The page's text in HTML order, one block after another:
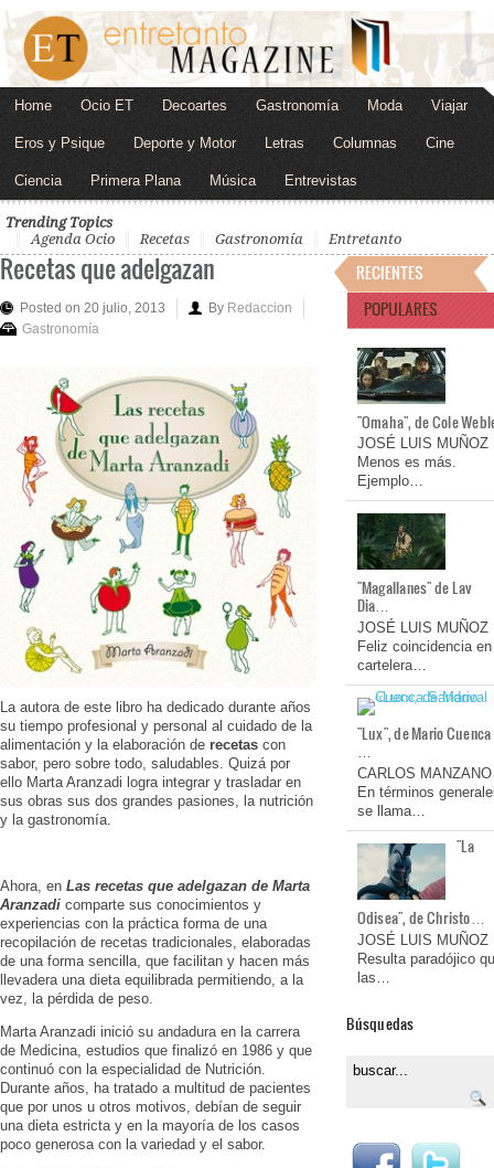
Home Ocio ET Decoartes Gastronomía Moda Viajar
Eros y Psique Deporte y Motor Letras Columnas Cine
Ciencia Primera Plana Música Entrevistas
Trending Topics
Agenda Ocio
Recetas Gastronomía Entretanto
Recetas que adelgazan
Posted on 20 julio, 2013 By Redaccion
Gastronomía
La autora de este libro ha dedicado durante años
su tiempo profesional y personal al cuidado de la
alimentación y la elaboración de recetas con
sabor, pero sobre todo, saludables. Quizá por
ello Marta Aranzadi logra integrar y trasladar en
sus obras sus dos grandes pasiones, la nutrición
y la gastronomía.
Ahora, en Las recetas que adelgazan de Marta
Aranzadi comparte sus conocimientos y
experiencias con la práctica forma de una
recopilación de recetas tradicionales, elaboradas
de una forma sencilla, que facilitan y hacen más
llevadera una dieta equilibrada permitiendo, a la
vez, la pérdida de peso.
Marta Aranzadi inició su andadura en la carrera
de Medicina, estudios que finalizó en 1986 y que
continuó con la especialidad de Nutrición.
Durante años, ha tratado a multitud de pacientes
que por unos u otros motivos, debían de seguir
una dieta estricta y en la mayoría de los casos
poco generosa con la variedad y el sabor.
RECIENTES
POPULARES
"Omaha", de Cole
JOSÉ LUIS MUÑOZ
Menos es más.
Ejemplo…
"Magallanes" de Lav
Dia…
JOSÉ LUIS MUÑOZ
Feliz coincidencia en
cartelera…
"Lux", de Mario Cuenca
…
CARLOS MANZANO
En términos
se llama…
"La
Odisea", de Christo…
JOSÉ LUIS MUÑOZ
Resulta paradójico
las…
Búsquedas